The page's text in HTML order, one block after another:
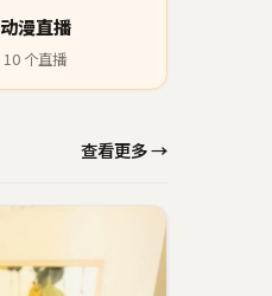
动漫直播
10 个直播
查看更多 →